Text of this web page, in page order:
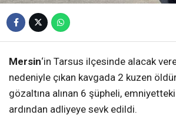
Mersin‘in Tarsus ilçesinde alacak
nedeniyle çıkan kavgada 2 kuzen
gözaltına alınan 6 şüpheli,
ardından adliyeye sevk edildi.